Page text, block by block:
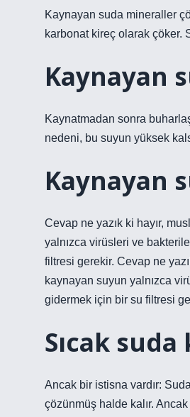
Kaynayan suda mineraller
karbonat kireç olarak çöker.
Kaynayan
Kaynatmadan sonra
nedeni, bu suyun yüksek
Kaynayan
Cevap ne yazık ki hayır,
yalnızca virüsleri ve
filtresi gerekir. Cevap ne
kaynayan suyun yalnızca
gidermek için bir su filtresi
Sıcak
Ancak bir istisna vardır:
çözünmüş halde kalır. Ancak